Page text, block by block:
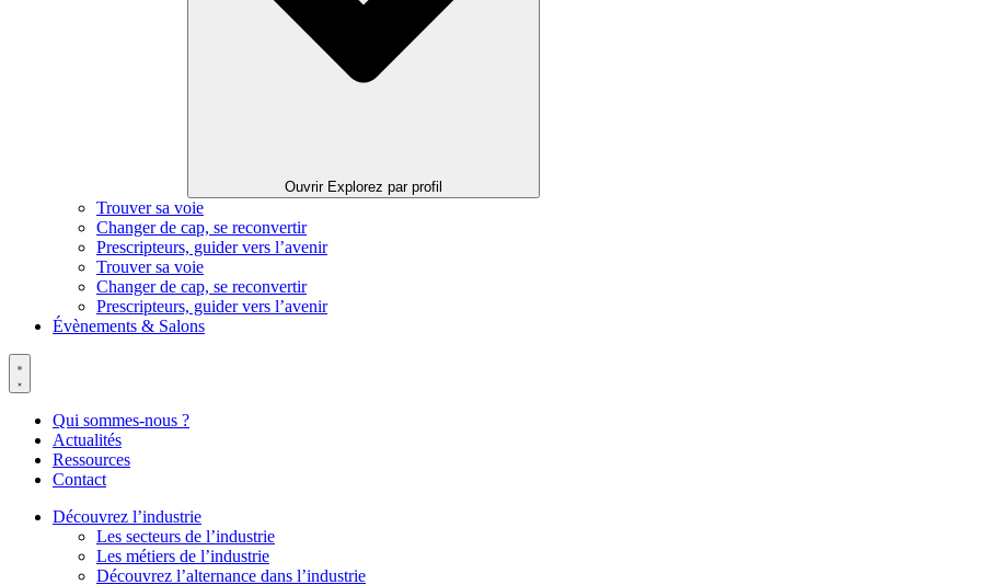
Ouvrir Explorez par profil
Trouver sa voie
Changer de cap, se reconvertir
Prescripteurs, guider vers l’avenir
Trouver sa voie
Changer de cap, se reconvertir
Prescripteurs, guider vers l’avenir
Évènements & Salons
Qui sommes-nous ?
Actualités
Ressources
Contact
Découvrez l’industrie
Les secteurs de l’industrie
Les métiers de l’industrie
Découvrez l’alternance dans l’industrie